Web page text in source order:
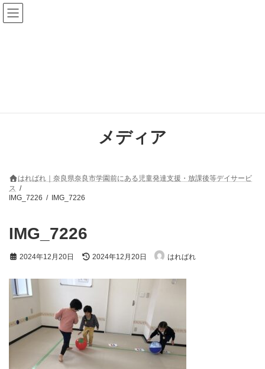
コ
ン
テ
ナ
ビ
ゲ
メディア
はればれ｜奈良県奈良市学園前にある児童発達支援・放課後等デイサービ
ス
IMG_7226
IMG_7226
IMG_7226
2024年12月20日
最
新
:
2024年12月20日 はればれ